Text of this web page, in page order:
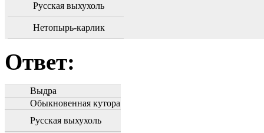
Русская выхухоль
Нетопырь-карлик
Ответ:
Выдра
Обыкновенная кутора
Русская выхухоль